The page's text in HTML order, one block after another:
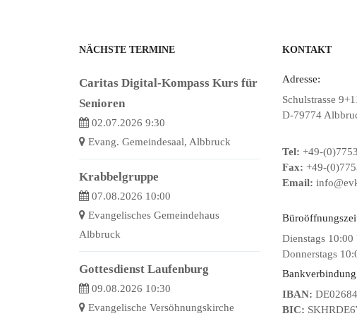
NÄCHSTE TERMINE
Caritas Digital-Kompass Kurs für
Senioren
02.07.2026 9:30
Evang. Gemeindesaal, Albbruck
Krabbelgruppe
07.08.2026 10:00
Evangelisches Gemeindehaus
Albbruck
Gottesdienst Laufenburg
09.08.2026 10:30
Evangelische Versöhnungskirche
KONTAKT
Adresse:
Schulstrasse
D-79774
Tel: +49-
Fax: +49-
Email:
Dienstags
Donnerstags
Bankverbindung
IBAN:
BIC: